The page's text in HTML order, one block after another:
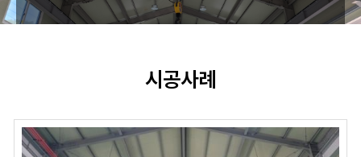
시공사례